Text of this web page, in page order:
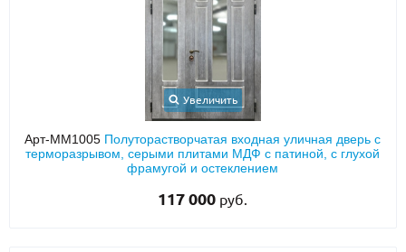
Увеличить
Арт-ММ1005 Полуторастворчатая входная уличная дверь с
терморазрывом, серыми плитами МДФ с патиной, с глухой
фрамугой и остеклением
117 000 руб.